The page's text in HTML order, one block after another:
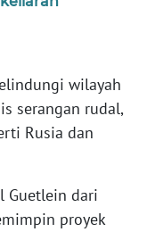
wilayah
serangan rudal,
Rusia dan
Guetlein dari
proyek